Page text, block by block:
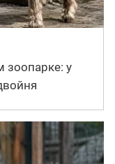
зоопарке: у